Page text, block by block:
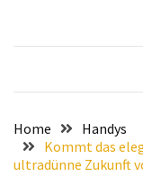
Pixel
und
Home
Handys
Kommt das
ultradünne Zukunft